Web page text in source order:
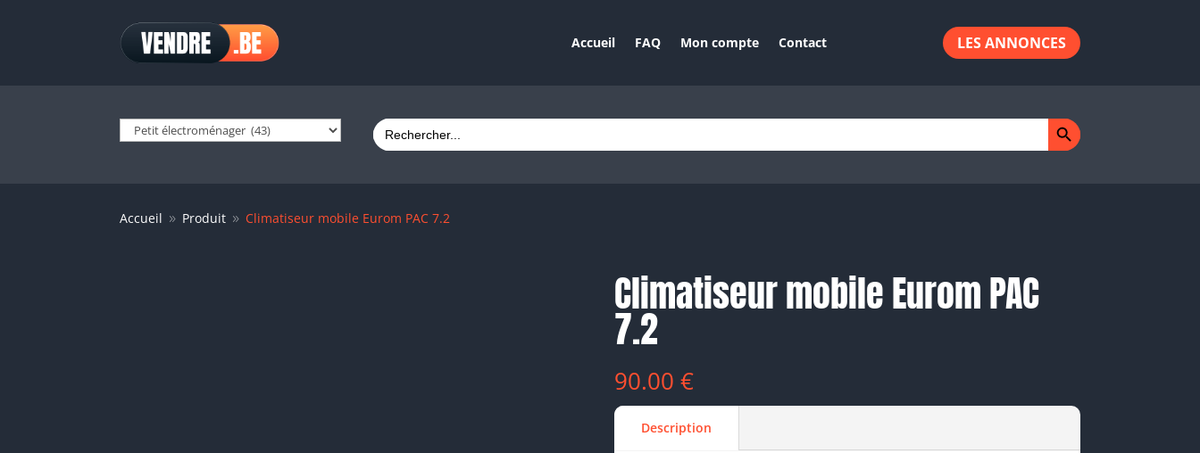
Accueil FAQ Mon compte Contact LES ANNONCES
Search
for:
Search Button
Accueil 9 Produit 9 Climatiseur mobile Eurom PAC 7.2
Climatiseur mobile Eurom PAC
7.2
90.00€
Description